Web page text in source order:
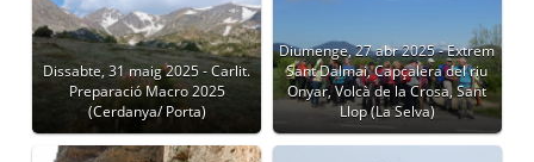
Dissabte, 31 maig 2025 - Carlit.
Preparació Macro 2025
(Cerdanya/ Porta)
Diumenge, 27 abr 2025 - Extrem
Sant Dalmai, Capçalera del riu
Onyar, Volcà de la Crosa, Sant
Llop (La Selva)